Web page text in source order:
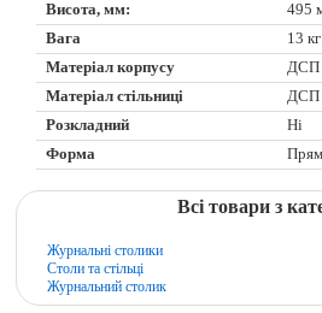
Висота, мм:
495
Вага
13 кг
Матеріал корпусу
ДСП
Матеріал стільниці
ДСП
Розкладний
Ні
Форма
Всі товари з
Журнальні столики
Столи та стільці
Журнальний столик